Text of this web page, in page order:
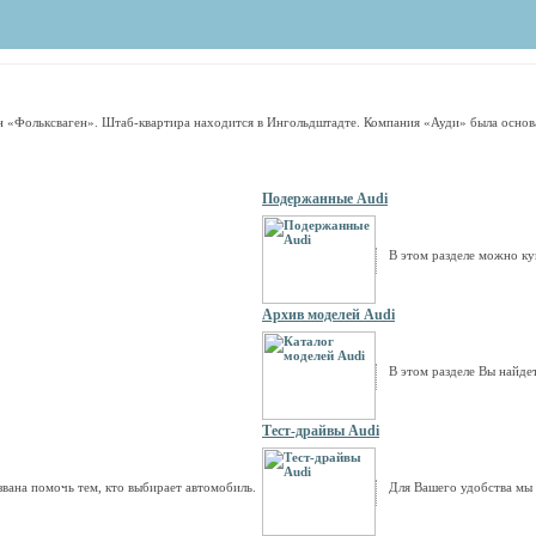
Штаб-квартира находится в Ингольдштадте. Компания «Ауди» была
Подержанные Audi
В этом разделе можно
Архив моделей Audi
В этом разделе Вы
Тест-драйвы Audi
помочь тем, кто выбирает автомобиль. Для Вашего удобства мы